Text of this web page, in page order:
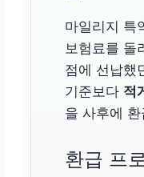
마일리지 특
보험료를 돌
점에 선납했
기준보다 적
을 사후에
환급 프